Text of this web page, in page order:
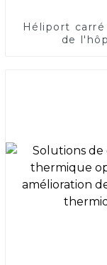
Héliport
de